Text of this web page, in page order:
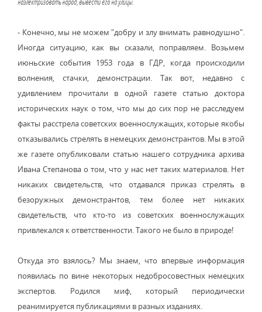
- Конечно, мы не можем "добру и злу внимать равнодушно".
Иногда ситуацию, как вы сказали, поправляем. Возьмем
июньские события 1953 года в ГДР, когда происходили
волнения, стачки, демонстрации. Так вот, недавно с
удивлением прочитали в одной газете статью доктора
исторических наук о том, что мы до сих пор не расследуем
факты расстрела советских военнослужащих, которые якобы
отказывались стрелять в немецких демонстрантов. Мы в этой
же газете опубликовали статью нашего сотрудника архива
Ивана Степанова о том, что у нас нет таких материалов. Нет
никаких свидетельств, что отдавался приказ стрелять в
безоружных демонстрантов, тем более нет никаких
свидетельств, что кто-то из советских военнослужащих
привлекался к ответственности. Такого не было в природе!
Откуда это взялось? Мы знаем, что впервые информация
появилась по вине некоторых недобросовестных немецких
экспертов. Родился миф, который периодически
реанимируется публикациями в разных изданиях.